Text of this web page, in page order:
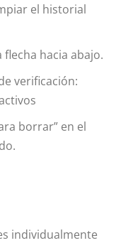
el historial
flecha hacia abajo.
verificación:
borrar” en el
individualmente